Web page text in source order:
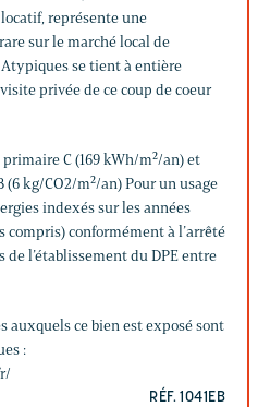
représente une
sur le marché local de
Atypiques se tient à entière
privée de ce coup de coeur
C (169 kWh/m²/an) et
(6 kg/CO2/m²/an) Pour un usage
indexés sur les années
compris) conformément à l’arrêté
de l’établissement du DPE entre
auxquels ce bien est exposé sont
:
RÉF. 1041EB